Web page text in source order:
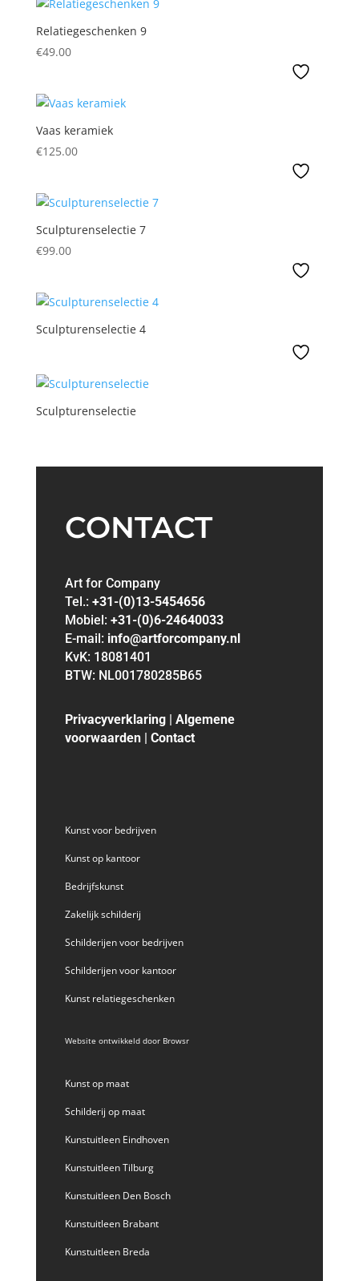
Relatiegeschenken 9
€49.00
Vaas keramiek
€125.00
Sculpturenselectie 7
€99.00
Sculpturenselectie 4
Sculpturenselectie
CONTACT
Art for Company
Tel.: +31-(0)13-5454656
Mobiel: +31-(0)6-24640033
E-mail: info@artforcompany.nl
KvK: 18081401
BTW: NL001780285B65
Privacyverklaring| Algemene
voorwaarden| Contact
Kunst voor bedrijven
Kunst op kantoor
Bedrijfskunst
Zakelijk schilderij
Schilderijen voor bedrijven
Schilderijen voor kantoor
Kunst relatiegeschenken
Website ontwikkeld door Browsr
Kunst op maat
Schilderij op maat
Kunstuitleen Eindhoven
Kunstuitleen Tilburg
Kunstuitleen Den Bosch
Kunstuitleen Brabant
Kunstuitleen Breda